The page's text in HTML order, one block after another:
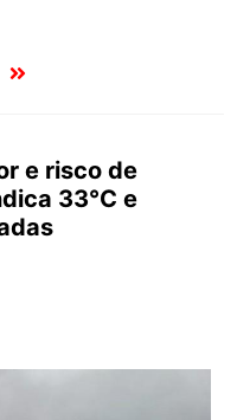
e risco de
33°C e